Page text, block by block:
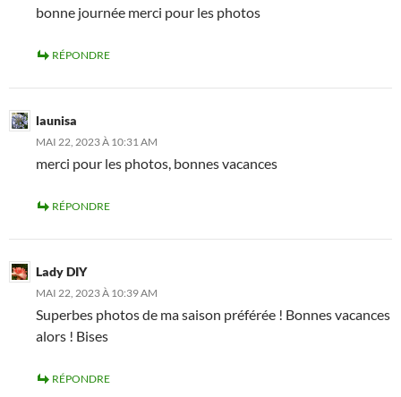
bonne journée merci pour les photos
RÉPONDRE
launisa
MAI 22, 2023 À 10:31 AM
merci pour les photos, bonnes vacances
RÉPONDRE
Lady DIY
MAI 22, 2023 À 10:39 AM
Superbes photos de ma saison préférée ! Bonnes vacances
alors ! Bises
RÉPONDRE